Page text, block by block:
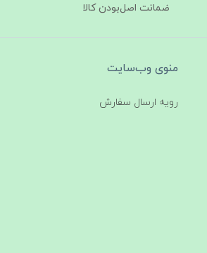
ضمانت اصل‌بودن کالا
منوی وب‌سایت
رویه ارسال سفارش